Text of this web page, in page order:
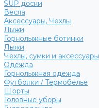
SUP доски
Весла
Аксессуары, Чехлы
Лыжи
Горнолыжные ботинки
Лыжи
Чехлы, сумки и аксессуары
Одежда
Горнолыжная одежда
Футболки / Термобелье
Шорты
Головные уборы